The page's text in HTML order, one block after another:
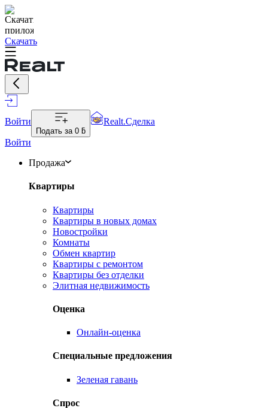
Скачать
Войти
Подать за 0 ƃ
Realt.Сделка
Войти
Продажа
Квартиры
Квартиры
Квартиры в новых домах
Новостройки
Комнаты
Обмен квартир
Квартиры с ремонтом
Квартиры без отделки
Элитная недвижимость
Оценка
Онлайн-оценка
Специальные предложения
Зеленая гавань
Спрос